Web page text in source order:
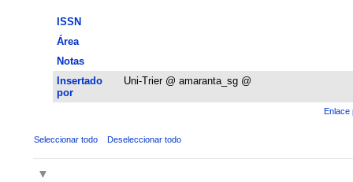
ISSN
Área
Notas
Insertado
por
Uni-Trier @ amaranta_sg @
Enlace
Seleccionar todo Deseleccionar todo